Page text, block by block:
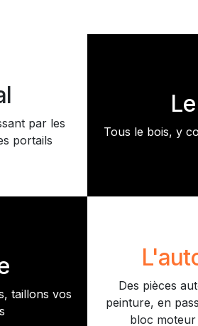
par les
portails
Tous le bois, y
taillons vos
Des pièces
peinture, en
bloc moteur